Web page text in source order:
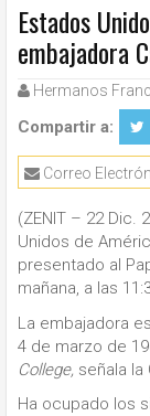
Estados
embajadora
Hermanos
Compartir a:
Correo
(ZENIT – 22 Dic.
Unidos de
presentado al
mañana, a las
La embajadora
4 de marzo de
College, señala la
Ha ocupado los